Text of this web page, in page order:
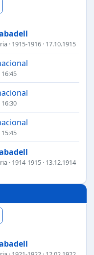
· 1915-1916 · 17.10.1915
16:45
16:30
15:45
· 1914-1915 · 13.12.1914